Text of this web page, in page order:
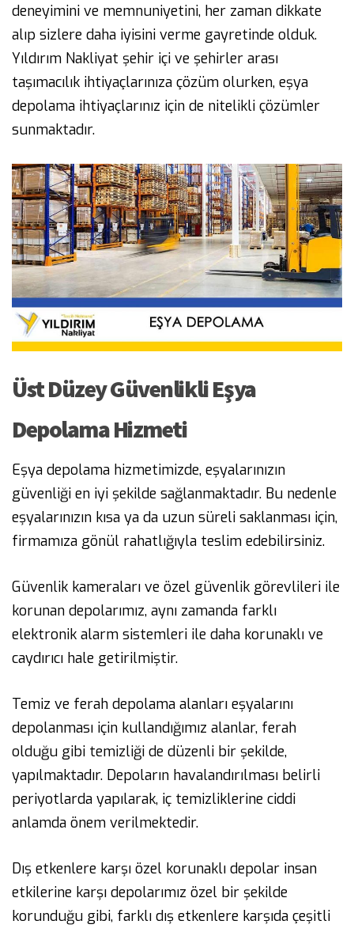
deneyimini ve memnuniyetini, her zaman dikkate
alıp sizlere daha iyisini verme gayretinde olduk.
Yıldırım Nakliyat şehir içi ve şehirler arası
taşımacılık ihtiyaçlarınıza çözüm olurken, eşya
depolama ihtiyaçlarınız için de nitelikli çözümler
sunmaktadır.
Üst Düzey Güvenlikli Eşya
Depolama Hizmeti
Eşya depolama hizmetimizde, eşyalarınızın
güvenliği en iyi şekilde sağlanmaktadır. Bu nedenle
eşyalarınızın kısa ya da uzun süreli saklanması için,
firmamıza gönül rahatlığıyla teslim edebilirsiniz.
Güvenlik kameraları ve özel güvenlik görevlileri ile
korunan depolarımız, aynı zamanda farklı
elektronik alarm sistemleri ile daha korunaklı ve
caydırıcı hale getirilmiştir.
Temiz ve ferah depolama alanları eşyalarını
depolanması için kullandığımız alanlar, ferah
olduğu gibi temizliği de düzenli bir şekilde,
yapılmaktadır. Depoların havalandırılması belirli
periyotlarda yapılarak, iç temizliklerine ciddi
anlamda önem verilmektedir.
Dış etkenlere karşı özel korunaklı depolar insan
etkilerine karşı depolarımız özel bir şekilde
korunduğu gibi, farklı dış etkenlere karşıda çeşitli